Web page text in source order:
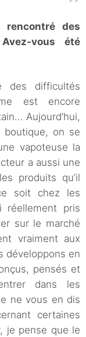
rencontré des
vous été
des difficultés
est encore
Aujourd’hui,
boutique, on se
vapoteuse la
a aussi une
produits qu’il
soit chez les
réellement pris
sur le marché
vraiment aux
développons en
pensés et
dans les
ne vous en dis
certaines
je pense que le